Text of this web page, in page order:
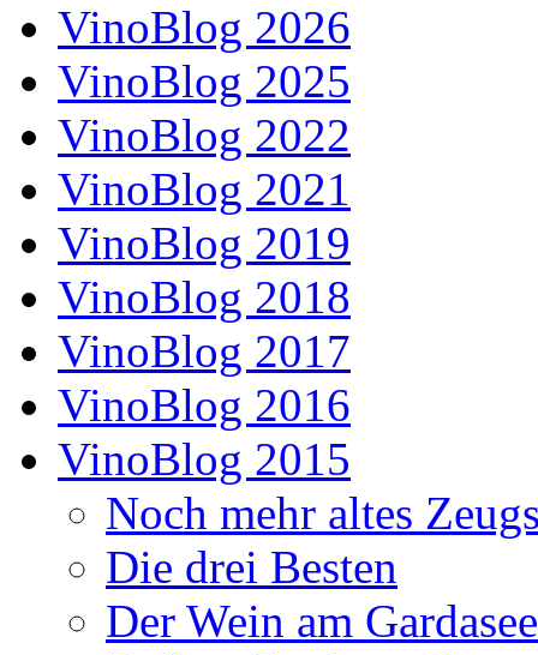
VinoBlog 2026
VinoBlog 2025
VinoBlog 2022
VinoBlog 2021
VinoBlog 2019
VinoBlog 2018
VinoBlog 2017
VinoBlog 2016
VinoBlog 2015
Noch mehr altes
Die drei Besten
Der Wein am Gardasee